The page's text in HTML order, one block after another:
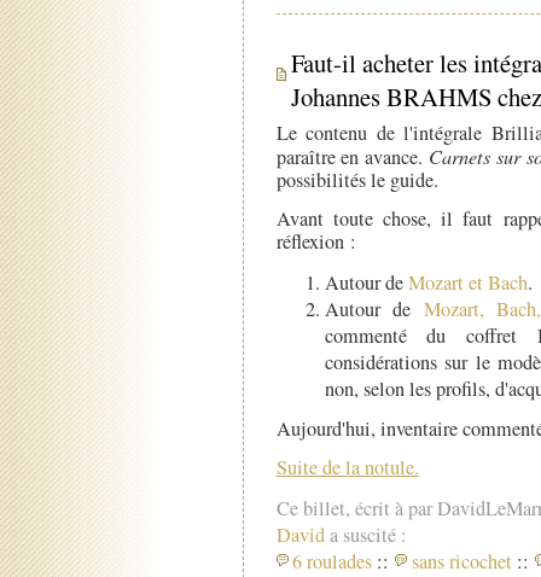
Faut-il acheter les
Johannes BRAHMS
Le contenu de l'intégrale
paraître en avance. Carnets sur
possibilités le guide.
Avant toute chose, il faut
réflexion :
Autour deMozart et Bach.
Autour de Mozart,
commenté du coffret
considérations sur le
non, selon les profils,
Aujourd'hui, inventaire
Suite de la notule.
Ce billet, écrit à par
Davida suscité :
6 roulades :: sans ricochet ::